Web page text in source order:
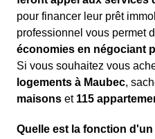
pour financer leur prêt
professionnel vous permet
économies en négociant
Si vous souhaitez vous
logements à Maubec,
maisons et 115
Quelle est la fonction